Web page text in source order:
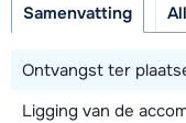
Afstand tot skibushalte
Samenvatting
Ontvangst ter
Ligging van de